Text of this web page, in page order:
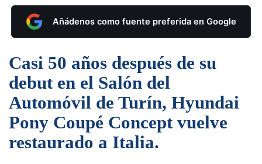
Añádenos como fuente preferida en Google
Casi 50 años después de su
debut en el Salón del
Automóvil de Turín, Hyundai
Pony Coupé Concept vuelve
restaurado a Italia.